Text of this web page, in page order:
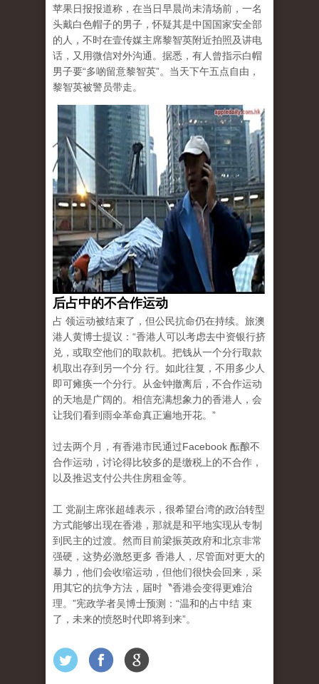
苹果日报报道称，在当日早晨尚未清场前，一名
头戴白色帽子的男子，怀疑其是中国国家安全部
的人，不时在壹传媒主席黎智英附近拍照及讲电
话，又用微信对外沟通。据悉，有人曾指示白帽
男子要“多啲留意黎智英”。当天下午五点自由，
黎智英被警员带走。
后占中的不合作运动
占 领运动被结束了，但公民抗命仍在持续。旅澳
港人黄博士提议：“香港人可以考虑去中资银行挤
兑，或取空他们的取款机。把钱从一个分行取款
机取出存到另一个分 行。如此往复，不用多少人
即可瘫痪一个分行。从金钟撤离后，不合作运动
的天地是广阔的。相信充满想象力的香港人，会
让我们看到雨伞革命真正遍地开花。”
过去两个月，有香港市民通过Facebook 酝酿不
合作运动，讨论得比较多的是缴税上的不合作 ，
以及推迟支付公共住房租金等。
工 党副主席张超雄表示，很希望台湾的政治转型
方式能够出现在香港，那就是和平地实现从专制
到民主的过渡。然而目前梁振英政府和北京非常
强硬，这势必激怒更多 香港人，尽管面对更大的
暴力，他们会收缩运动，但他们很快会回来，采
用其它的抗争方法，届时〝香港会变得更难治
理。”宪政学者吴博士预测：“温和的占中结 束
了，未来的愤怒时代即将到来”。